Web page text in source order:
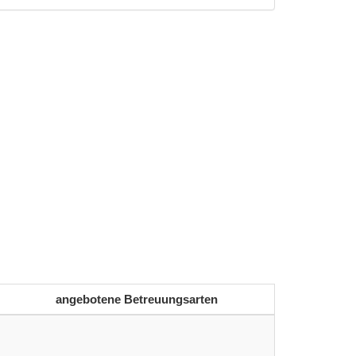
angebotene Betreuungsarten